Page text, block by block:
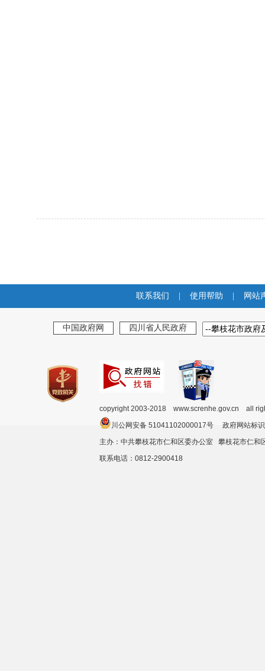
联系我们 使用帮助 网站
中国政府网 四川省人民政府
copyright 2003-2018 www.screnhe.gov.cn all
川公网安备 51041102000017号 政府网站
主办：中共攀枝花市仁和区委办公室 攀枝花市仁
联系电话：0812-2900418